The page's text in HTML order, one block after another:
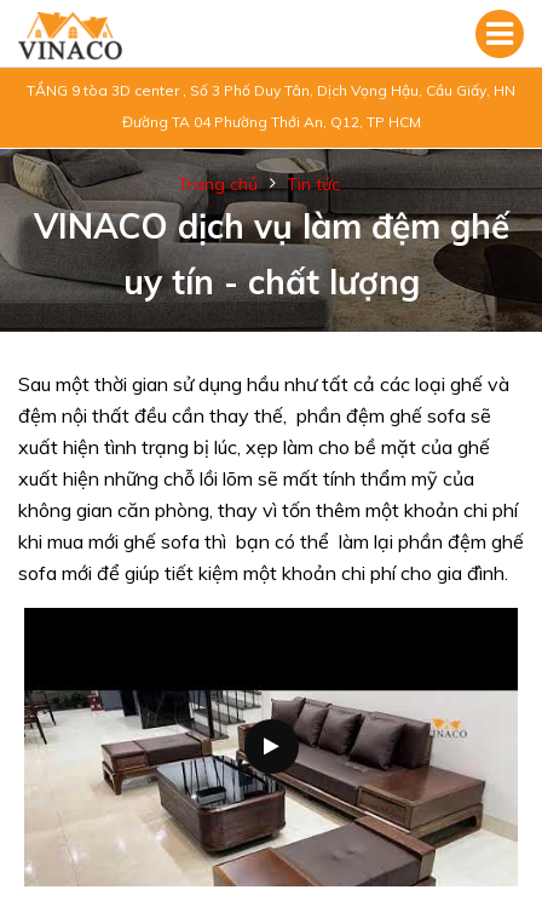
TẦNG 9 tòa 3D center , Số 3 Phố Duy Tân, Dịch Vọng Hậu, Cầu Giấy, HN
Đường TA 04 Phường Thới An, Q12, TP HCM
Trang chủ Tin tức
VINACO dịch vụ làm đệm ghế
uy tín - chất lượng
Sau một thời gian sử dụng hầu như tất cả các loại ghế và
đệm nội thất đều cần thay thế, phần đệm ghế sofa sẽ
xuất hiện tình trạng bị lúc, xẹp làm cho bề mặt của ghế
xuất hiện những chỗ lồi lõm sẽ mất tính thẩm mỹ của
không gian căn phòng, thay vì tốn thêm một khoản chi phí
khi mua mới ghế sofa thì bạn có thể làm lại phần đệm ghế
sofa mới để giúp tiết kiệm một khoản chi phí cho gia đình.